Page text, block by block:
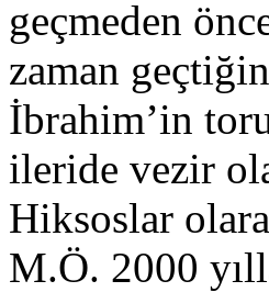
geçmeden
zaman
İbrahim’in
ileride vezir
Hiksoslar
M.Ö. 2000